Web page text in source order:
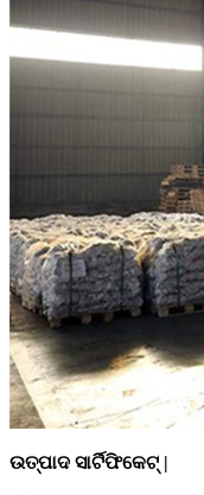
ଉତ୍ପାଦ ସାର୍ଟିଫିକେଟ୍ |